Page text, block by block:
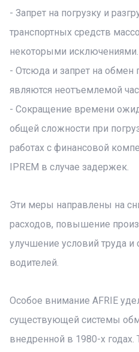
- Запрет на погрузку и
транспортных средств
некоторыми исключениями.
- Отсюда и запрет на обмен
являются неотъемлемой
- Сокращение времени
общей сложности при
работах с финансовой
IPREM в случае задержек.
Эти меры направлены на
расходов, повышение
улучшение условий труда и
водителей.
Особое внимание AFRIE
существующей системы
внедренной в 1980-х годах.